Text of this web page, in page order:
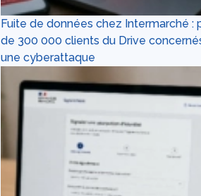
Fuite de données chez Intermarché :
de 300 000 clients du Drive
une cyberattaque